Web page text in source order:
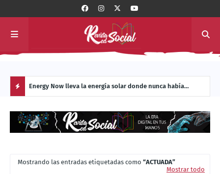
P
Energy Now lleva la energía solar donde nunca había
América Latina
Mostrando las entradas etiquetadas como
ACTUADA
Mostrar todo